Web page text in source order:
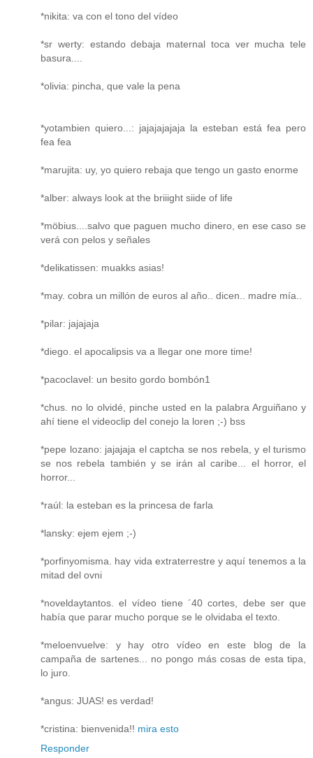
*nikita: va con el tono del vídeo
*sr werty: estando debaja maternal toca ver mucha tele
basura....
*olivia: pincha, que vale la pena
*yotambien quiero...: jajajajajaja la esteban está fea pero
fea fea
*marujita: uy, yo quiero rebaja que tengo un gasto enorme
*alber: always look at the briiight siide of life
*möbius....salvo que paguen mucho dinero, en ese caso se
verá con pelos y señales
*delikatissen: muakks asias!
*may. cobra un millón de euros al año.. dicen.. madre mía..
*pilar: jajajaja
*diego. el apocalipsis va a llegar one more time!
*pacoclavel: un besito gordo bombón1
*chus. no lo olvidé, pinche usted en la palabra Arguiñano y
ahí tiene el videoclip del conejo la loren ;-) bss
*pepe lozano: jajajaja el captcha se nos rebela, y el turismo
se nos rebela también y se irán al caribe... el horror, el
horror...
*raúl: la esteban es la princesa de farla
*lansky: ejem ejem ;-)
*porfinyomisma. hay vida extraterrestre y aquí tenemos a la
mitad del ovni
*noveldaytantos. el vídeo tiene ´40 cortes, debe ser que
había que parar mucho porque se le olvidaba el texto.
*meloenvuelve: y hay otro vídeo en este blog de la
campaña de sartenes... no pongo más cosas de esta tipa,
lo juro.
*angus: JUAS! es verdad!
*cristina: bienvenida!! mira esto
Responder